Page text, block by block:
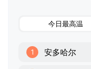
今日最高温
1 安多哈尔